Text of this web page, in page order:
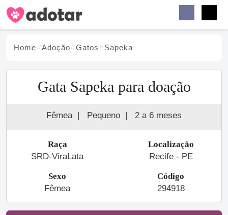
Home Adoção Gatos Sapeka
Gata Sapeka para doação
Fêmea | Pequeno | 2 a 6 meses
Raça
SRD-ViraLata
Localização
Recife - PE
Sexo
Fêmea
Código
294918